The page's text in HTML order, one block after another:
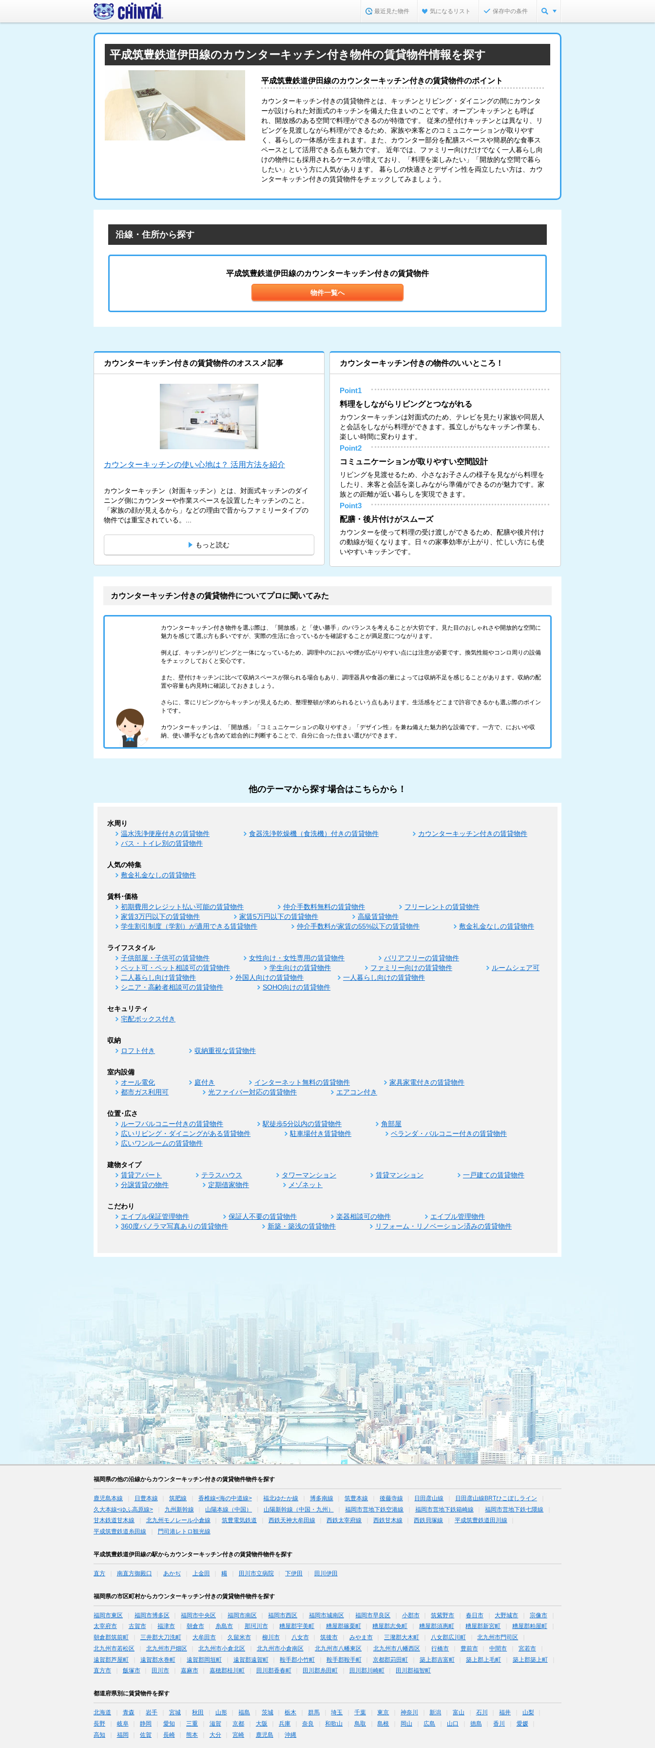
最近見た物件 気になるリスト 保存中の条件
平成筑豊鉄道伊田線のカウンターキッチン付き物件の賃貸物件情報を探す
平成筑豊鉄道伊田線のカウンターキッチン付きの賃貸物件のポイント
カウンターキッチン付きの賃貸物件とは、キッチンとリビング・ダイニングの間にカウンタ
ーが設けられた対面式のキッチンを備えた住まいのことです。オープンキッチンとも呼ば
れ、開放感のある空間で料理ができるのが特徴です。 従来の壁付けキッチンとは異なり、リ
ビングを見渡しながら料理ができるため、家族や来客とのコミュニケーションが取りやす
く、暮らしの一体感が生まれます。また、カウンター部分を配膳スペースや簡易的な食事ス
ペースとして活用できる点も魅力です。 近年では、ファミリー向けだけでなく一人暮らし向
けの物件にも採用されるケースが増えており、「料理を楽しみたい」「開放的な空間で暮ら
したい」という方に人気があります。 暮らしの快適さとデザイン性を両立したい方は、カウ
ンターキッチン付きの賃貸物件をチェックしてみましょう。
沿線・住所から探す
平成筑豊鉄道伊田線のカウンターキッチン付きの賃貸物件
物件一覧へ
カウンターキッチン付きの賃貸物件のオススメ記事
カウンターキッチンの使い心地は？ 活用方法を紹介
カウンターキッチン（対面キッチン）とは、対面式キッチンのダイ
ニング側にカウンターや作業スペースを設置したキッチンのこと。
「家族の顔が見えるから」などの理由で昔からファミリータイプの
物件では重宝されている。...
もっと読む
カウンターキッチン付きの物件のいいところ！
Point1
料理をしながらリビングとつながれる
カウンターキッチンは対面式のため、テレビを見たり家族や同居人
と会話をしながら料理ができます。孤立しがちなキッチン作業も、
楽しい時間に変わります。
Point2
コミュニケーションが取りやすい空間設計
リビングを見渡せるため、小さなお子さんの様子を見ながら料理を
したり、来客と会話を楽しみながら準備ができるのが魅力です。家
族との距離が近い暮らしを実現できます。
Point3
配膳・後片付けがスムーズ
カウンターを使って料理の受け渡しができるため、配膳や後片付け
の動線が短くなります。日々の家事効率が上がり、忙しい方にも使
いやすいキッチンです。
カウンターキッチン付きの賃貸物件についてプロに聞いてみた
カウンターキッチン付き物件を選ぶ際は、「開放感」と「使い勝手」のバランスを考えることが大切です。見た目のおしゃれさや開放的な空間に
魅力を感じて選ぶ方も多いですが、実際の生活に合っているかを確認することが満足度につながります。
例えば、キッチンがリビングと一体になっているため、調理中のにおいや煙が広がりやすい点には注意が必要です。換気性能やコンロ周りの設備
をチェックしておくと安心です。
また、壁付けキッチンに比べて収納スペースが限られる場合もあり、調理器具や食器の量によっては収納不足を感じることがあります。収納の配
置や容量も内見時に確認しておきましょう。
さらに、常にリビングからキッチンが見えるため、整理整頓が求められるという点もあります。生活感をどこまで許容できるかも選ぶ際のポイン
トです。
カウンターキッチンは、「開放感」「コミュニケーションの取りやすさ」「デザイン性」を兼ね備えた魅力的な設備です。一方で、においや収
納、使い勝手なども含めて総合的に判断することで、自分に合った住まい選びができます。
他のテーマから探す場合はこちらから！
水周り
温水洗浄便座付きの賃貸物件 食器洗浄乾燥機（食洗機）付きの賃貸物件
カウンターキッチン付きの賃貸物件
バス・トイレ別の賃貸物件
人気の特集
敷金礼金なしの賃貸物件
賃料･価格
初期費用クレジット払い可能の賃貸物件 仲介手数料無料の賃貸物件
フリーレントの賃貸物件
家賃3万円以下の賃貸物件
家賃5万円以下の賃貸物件
高級賃貸物件
学生割引制度（学割）が適用できる賃貸物件
仲介手数料が家賃の55%以下の賃貸物件 敷金礼金なしの賃貸物件
ライフスタイル
子供部屋・子供可の賃貸物件 女性向け・女性専用の賃貸物件
バリアフリーの賃貸物件
ペット可・ペット相談可の賃貸物件
学生向けの賃貸物件 ファミリー向けの賃貸物件
ルームシェア可
二人暮らし向け賃貸物件
外国人向けの賃貸物件
一人暮らし向けの賃貸物件
シニア・高齢者相談可の賃貸物件
SOHO向けの賃貸物件
セキュリティ
宅配ボックス付き
収納
ロフト付き 収納重視な賃貸物件
室内設備
オール電化 庭付き インターネット無料の賃貸物件
家具家電付きの賃貸物件
都市ガス利用可
光ファイバー対応の賃貸物件 エアコン付き
位置･広さ
ルーフバルコニー付きの賃貸物件 駅徒歩5分以内の賃貸物件
角部屋
広いリビング・ダイニングがある賃貸物件
駐車場付き賃貸物件
ベランダ・バルコニー付きの賃貸物件
広いワンルームの賃貸物件
建物タイプ
賃貸アパート テラスハウス タワーマンション 賃貸マンション
一戸建ての賃貸物件
分譲賃貸の物件
定期借家物件 メゾネット
こだわり
エイブル保証管理物件 保証人不要の賃貸物件 楽器相談可の物件
エイブル管理物件
360度パノラマ写真ありの賃貸物件
新築・築浅の賃貸物件 リフォーム・リノベーション済みの賃貸物件
福岡県の他の沿線からカウンターキッチン付きの賃貸物件物件を探す
鹿児島本線 日豊本線 筑肥線 香椎線<海の中道線> 福北ゆたか線 博多南線 筑豊本線 後藤寺線 日田彦山線
日田彦山線BRTひこぼしライン
久大本線<ゆふ高原線>
九州新幹線 山陽本線（中国） 山陽新幹線（中国・九州） 福岡市営地下鉄空港線 福岡市営地下鉄箱崎線
福岡市営地下鉄七隈線
甘木鉄道甘木線
北九州モノレール小倉線 筑豊電気鉄道 西鉄天神大牟田線 西鉄太宰府線 西鉄甘木線 西鉄貝塚線
平成筑豊鉄道田川線
平成筑豊鉄道糸田線
門司港レトロ観光線
平成筑豊鉄道伊田線の駅からカウンターキッチン付きの賃貸物件物件を探す
直方 南直方御殿口 あかぢ 上金田 糒 田川市立病院 下伊田 田川伊田
福岡県の市区町村からカウンターキッチン付きの賃貸物件物件を探す
福岡市東区 福岡市博多区 福岡市中央区 福岡市南区 福岡市西区 福岡市城南区 福岡市早良区 小郡市 筑紫野市 春日市 大野城市
宗像市
太宰府市
古賀市 福津市 朝倉市 糸島市 那珂川市 糟屋郡宇美町 糟屋郡篠栗町 糟屋郡志免町 糟屋郡須惠町 糟屋郡新宮町
糟屋郡粕屋町
朝倉郡筑前町
三井郡大刀洗町 大牟田市 久留米市 柳川市 八女市 筑後市 みやま市 三潴郡大木町 八女郡広川町
北九州市門司区
北九州市若松区
北九州市戸畑区 北九州市小倉北区 北九州市小倉南区 北九州市八幡東区 北九州市八幡西区 行橋市 豊前市 中間市
宮若市
遠賀郡芦屋町
遠賀郡水巻町 遠賀郡岡垣町 遠賀郡遠賀町 鞍手郡小竹町 鞍手郡鞍手町 京都郡苅田町 築上郡吉富町 築上郡上毛町
築上郡築上町
直方市
飯塚市 田川市 嘉麻市 嘉穂郡桂川町 田川郡香春町 田川郡糸田町 田川郡川崎町 田川郡福智町
都道府県別に賃貸物件を探す
北海道 青森 岩手 宮城 秋田 山形 福島 茨城 栃木 群馬 埼玉 千葉 東京 神奈川 新潟 富山 石川 福井
山梨
長野
岐阜 静岡 愛知 三重 滋賀 京都 大阪 兵庫 奈良 和歌山 鳥取 島根 岡山 広島 山口 徳島 香川
愛媛
高知
福岡 佐賀 長崎 熊本 大分 宮崎 鹿児島 沖縄